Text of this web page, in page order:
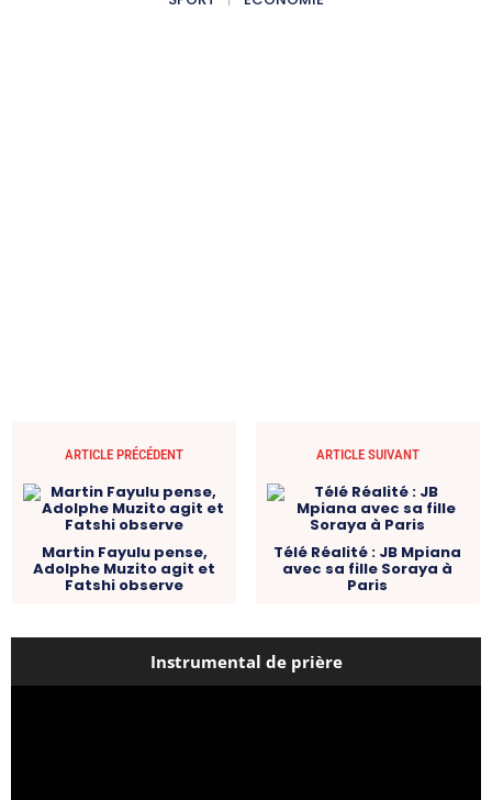
ARTICLE PRÉCÉDENT
Martin Fayulu pense,
Adolphe Muzito agit et
Fatshi observe
ARTICLE SUIVANT
Télé Réalité : JB Mpiana
avec sa fille Soraya à
Paris
Instrumental de prière